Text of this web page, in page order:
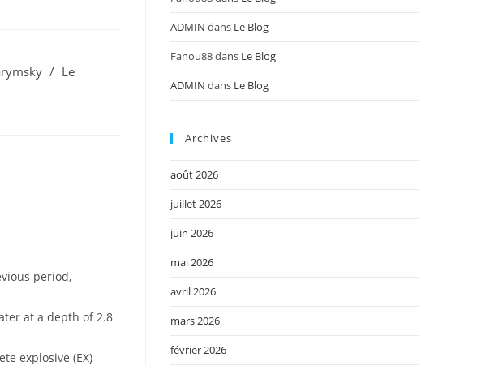
/ Le
period,
at a depth of 2.8
explosive (EX)
ADMIN dans Le Blog
Fanou88dans Le Blog
ADMIN dans Le Blog
Archives
août 2026
juillet 2026
juin 2026
mai 2026
avril 2026
mars 2026
février 2026